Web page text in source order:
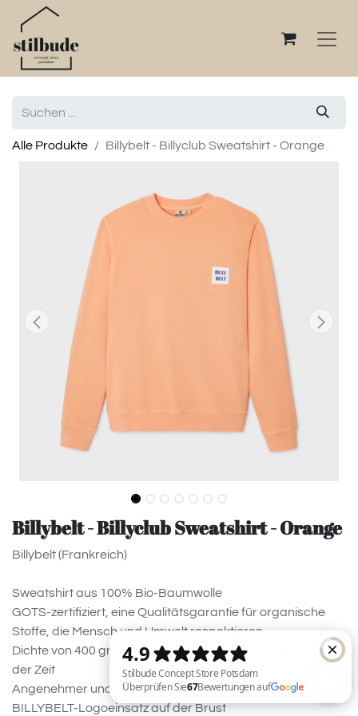
Alle Produkte Billybelt - Billyclub Sweatshirt - Orange
Billybelt - Billyclub Sweatshirt - Orange
Billybelt (Frankreich)
Sweatshirt aus 100% Bio-Baumwolle
GOTS-zertifiziert, eine Qualitätsgarantie für organische
Stoffe, die Mensch und Umwelt respektieren
Dichte von 400 gr/m² für eine bessere Haltbarkeit im Laufe
der Zeit
Angenehmer und atmungsaktiver Stoff
BILLYBELT-Logoeinsatz auf der Brust